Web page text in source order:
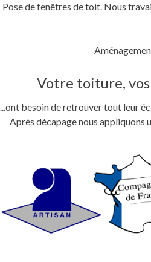
Pose de fenêtres de toit. Nous
Votre toiture, vos
...ont besoin de retrouver tout leur
Après décapage nous